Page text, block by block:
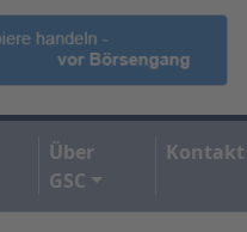
Über
GSC
Kontakt